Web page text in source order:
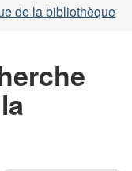
de la bibliothèque